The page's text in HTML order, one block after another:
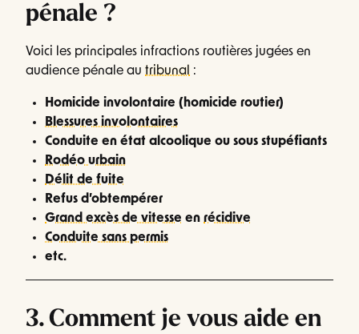
pénale ?
Voici les principales infractions routières jugées en
audience pénale au tribunal :
Homicide involontaire (homicide routier)
Blessures involontaires
Conduite en état alcoolique ou sous stupéfiants
Rodéo urbain
Délit de fuite
Refus d’obtempérer
Grand excès de vitesse en récidive
Conduite sans permis
etc.
3. Comment je vous aide en